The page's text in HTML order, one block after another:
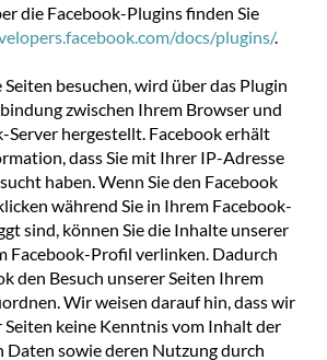
die Facebook-Plugins finden Sie
docs/plugins/.
Seiten besuchen, wird über das Plugin
zwischen Ihrem Browser und
Server hergestellt. Facebook erhält
dass Sie mit Ihrer IP-Adresse
haben. Wenn Sie den Facebook
während Sie in Ihrem Facebook-
sind, können Sie die Inhalte unserer
Facebook-Profil verlinken. Dadurch
den Besuch unserer Seiten Ihrem
Wir weisen darauf hin, dass wir
keine Kenntnis vom Inhalt der
sowie deren Nutzung durch